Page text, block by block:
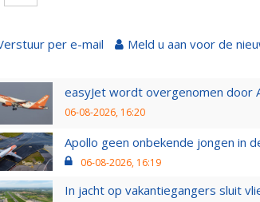
per e-mail Meld u aan voor de
easyJet wordt overgenomen door
06-08-2026, 16:20
Apollo geen onbekende jongen in
06-08-2026, 16:19
In jacht op vakantiegangers sluit